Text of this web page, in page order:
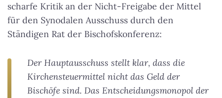
scharfe Kritik an der Nicht-Freigabe der Mittel
für den Synodalen Ausschuss durch den
Ständigen Rat der Bischofskonferenz:
Der Hauptausschuss stellt klar, dass die
Kirchensteuermittel nicht das Geld der
Bischöfe sind. Das Entscheidungsmonopol der